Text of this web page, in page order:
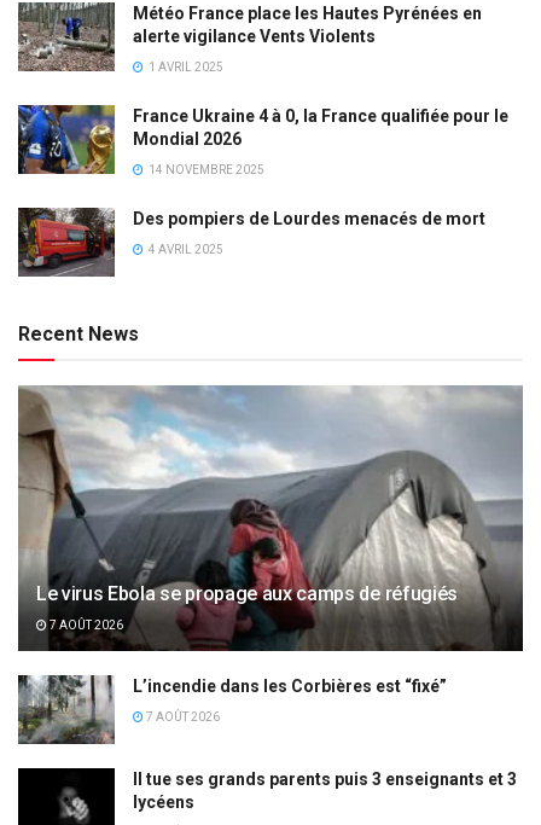
Météo France place les Hautes Pyrénées en
alerte vigilance Vents Violents
1 AVRIL 2025
France Ukraine 4 à 0, la France qualifiée pour le
Mondial 2026
14 NOVEMBRE 2025
Des pompiers de Lourdes menacés de mort
4 AVRIL 2025
Recent News
Le virus Ebola se propage aux camps de réfugiés
7 AOÛT 2026
L’incendie dans les Corbières est “fixé”
7 AOÛT 2026
Il tue ses grands parents puis 3 enseignants et 3
lycéens